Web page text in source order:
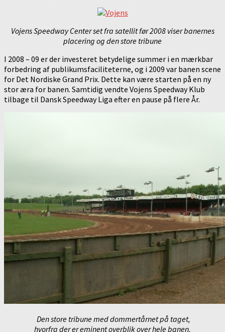
Vojens Speedway Center set fra satellit før 2008 viser banernes
placering og den store tribune
I 2008 – 09 er der investeret betydelige summer i en mærkbar
forbedring af publikumsfaciliteterne, og i 2009 var banen scene
for Det Nordiske Grand Prix. Dette kan være starten på en ny
stor æra for banen. Samtidig vendte Vojens Speedway Klub
tilbage til Dansk Speedway Liga efter en pause på flere År.
Den store tribune med dommertårnet på taget,
hvorfra der er eminent overblik over hele banen.